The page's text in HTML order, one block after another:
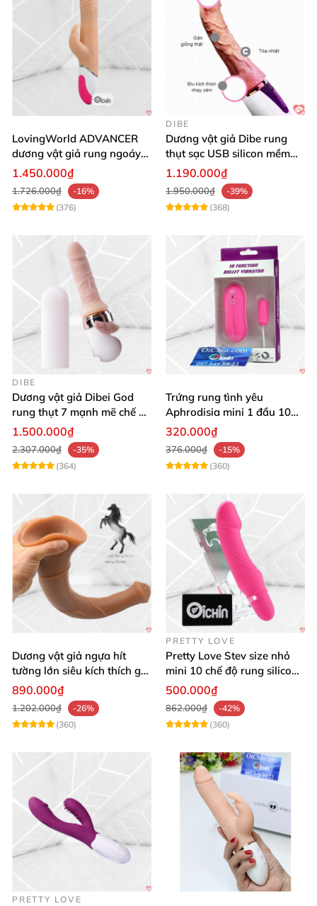
LovingWorld ADVANCER
dương vật giả rung ngoáy
thụt 7 chế độ
1.450.000₫
1.726.000₫
-16%
(376)
DIBE
Dương vật giả Dibe rung
thụt sạc USB silicon mềm
mại thật
1.190.000₫
1.950.000₫
-39%
(368)
DIBE
Dương vật giả Dibei God
rung thụt 7 mạnh mẽ chế độ
tỏa nhiệt
1.500.000₫
2.307.000₫
-35%
(364)
Trứng rung tình yêu
Aphrodisia mini 1 đầu 10
chế độ rung đa năng
320.000₫
376.000₫
-15%
(360)
Dương vật giả ngựa hít
tường lớn siêu kích thích gai
nổi
890.000₫
1.202.000₫
-26%
(360)
PRETTY LOVE
Pretty Love Stev size nhỏ
mini 10 chế độ rung silicone
mềm
500.000₫
862.000₫
-42%
(360)
PRETTY LOVE